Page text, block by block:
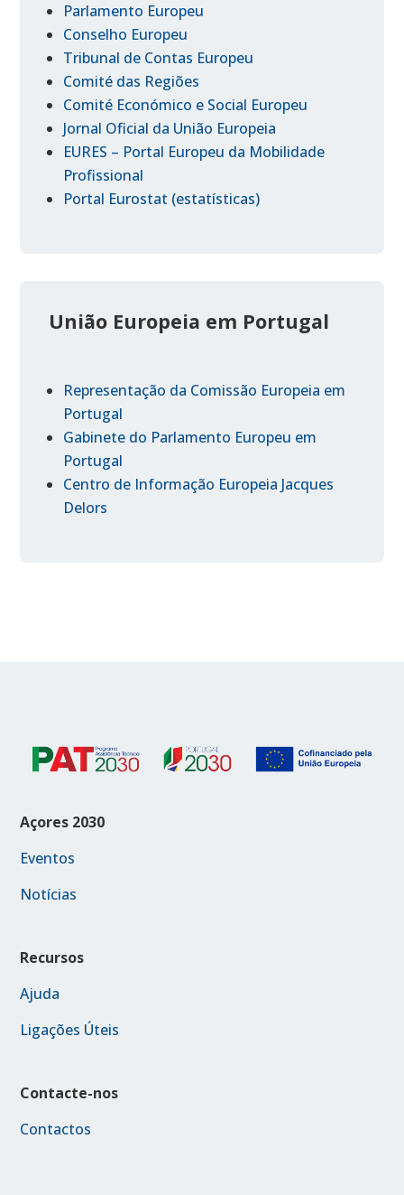
Parlamento Europeu
Conselho Europeu
Tribunal de Contas Europeu
Comité das Regiões
Comité Económico e Social Europeu
Jornal Oficial da União Europeia
EURES – Portal Europeu da Mobilidade
Profissional
Portal Eurostat (estatísticas)
União Europeia em Portugal
Representação da Comissão Europeia em
Portugal
Gabinete do Parlamento Europeu em
Portugal
Centro de Informação Europeia Jacques
Delors
Açores 2030
Eventos
Notícias
Recursos
Ajuda
Ligações Úteis
Contacte-nos
Contactos